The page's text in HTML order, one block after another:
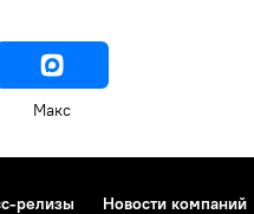
Макс
релизы Новости компаний